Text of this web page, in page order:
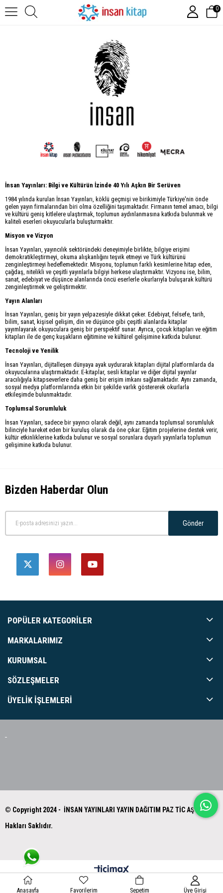
0
İnsan Yayınları: Bilgi ve Kültürün İzinde 40 Yılı Aşkın Bir Serüven
1984 yılında kurulan İnsan Yayınları, köklü geçmişi ve birikimiyle Türkiye'nin önde
gelen yayın firmalarından biri olma özelliğini taşımaktadır. Firmanın temel amacı, bilgi
ve kültürü geniş kitlelere ulaştırmak, toplumun aydınlanmasına katkıda bulunmak ve
kaliteli eserleri okuyucularla buluşturmaktır.
Misyon ve Vizyon
İnsan Yayınları, yayıncılık sektöründeki deneyimiyle birlikte, bilgiye erişimi
demokratikleştirmeyi, okuma alışkanlığını teşvik etmeyi ve Türk kültürünü
zenginleştirmeyi hedeflemektedir. Misyonu, toplumun farklı kesimlerine hitap eden,
çağdaş, nitelikli ve çeşitli yayınlarla bilgiyi herkese ulaştırmaktır. Vizyonu ise, bilim,
sanat, edebiyat ve düşünce alanlarında öncü eserlerle okurlarıyla buluşarak kültürü
zenginleştirmek ve geliştirmektir.
Yayın Alanları
İnsan Yayınları, geniş bir yayın yelpazesiyle dikkat çeker. Edebiyat, felsefe, tarih,
bilim, sanat, kişisel gelişim, din ve düşünce gibi çeşitli alanlarda kitaplar
yayımlayarak okuyuculara geniş bir perspektif sunar. Ayrıca, çocuk kitapları ve eğitim
kitapları ile de genç kuşakların eğitimine ve kültürel gelişimine katkıda bulunur.
Tecnoloji ve Yenilik
İnsan Yayınları, dijitalleşen dünyaya ayak uydurarak kitapları dijital platformlarda da
okuyucularına ulaştırmaktadır. E-kitaplar, sesli kitaplar ve diğer dijital yayınlar
aracılığıyla kitapseverlere daha geniş bir erişim imkanı sağlamaktadır. Aynı zamanda,
sosyal medya platformlarında etkin bir şekilde varlık göstererek okurlarla
etkileşimde bulunmaktadır.
Toplumsal Sorumluluk
İnsan Yayınları, sadece bir yayıncı olarak değil, aynı zamanda toplumsal sorumluluk
bilinciyle hareket eden bir kuruluş olarak da öne çıkar. Eğitim projelerine destek verir,
kültür etkinliklerine katkıda bulunur ve sosyal sorunlara duyarlı yayınlarla toplumun
gelişimine katkıda bulunur.
Bizden Haberdar Olun
Gönder
POPÜLER KATEGORILER
MARKALARIMIZ
KURUMSAL
SÖZLEŞMELER
ÜYELIK İŞLEMLERI
© Copyright 2024 - İNSAN YAYINLARI YAYIN DAĞITIM PAZ TİC AŞ Tüm
Hakları Saklıdır.
Anasayfa Favorilerim Sepetim Üye Girişi